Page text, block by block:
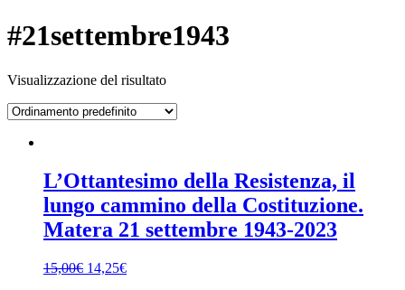
#21settembre1943
Visualizzazione del risultato
L’Ottantesimo della Resistenza, il
lungo cammino della Costituzione.
Matera 21 settembre 1943-2023
15,00€ 14,25€